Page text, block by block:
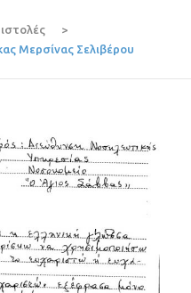
>
Μερσίνας Σελιβέρου